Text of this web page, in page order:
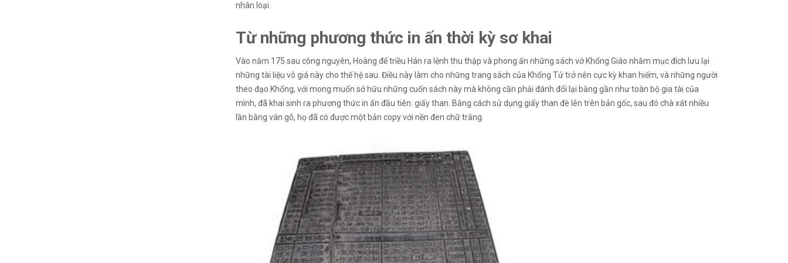
nhân loại.
Từ những phương thức in ấn thời kỳ sơ khai
Vào năm 175 sau công nguyên, Hoàng đế triều Hán ra lệnh thu thập và phong ấn những sách vở Khổng Giáo nhằm mục đích lưu lại
những tài liệu vô giá này cho thế hệ sau. Điều này làm cho những trang sách của Khổng Tử trở nên cực kỳ khan hiếm, và những người
theo đạo Khổng, với mong muốn sở hữu những cuốn sách này mà không cần phải đánh đổi lại bằng gần như toàn bộ gia tài của
mình, đã khai sinh ra phương thức in ấn đầu tiên: giấy than. Bằng cách sử dụng giấy than đè lên trên bản gốc, sau đó chà xát nhiều
lần bằng ván gỗ, họ đã có được một bản copy với nền đen chữ trắng.